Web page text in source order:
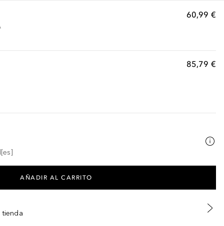
60,99 €
85,79 €
AÑADIR AL CARRITO
tienda